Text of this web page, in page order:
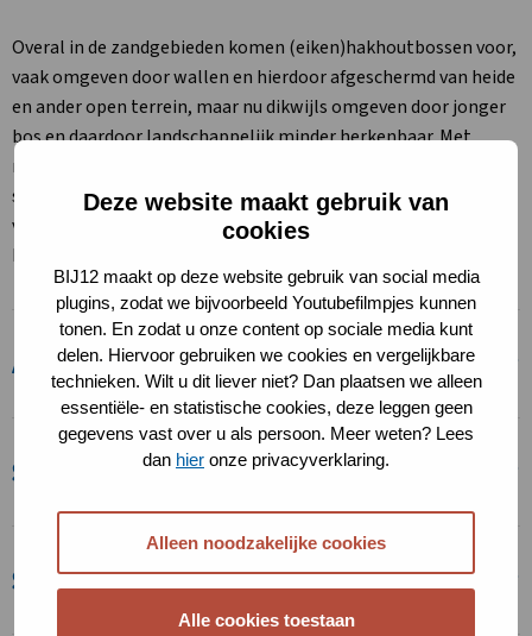
Deze website maakt gebruik van
cookies
BIJ12 maakt op deze website gebruik van social media
plugins, zodat we bijvoorbeeld Youtubefilmpjes kunnen
tonen. En zodat u onze content op sociale media kunt
delen. Hiervoor gebruiken we cookies en vergelijkbare
technieken. Wilt u dit liever niet? Dan plaatsen we alleen
essentiële- en statistische cookies, deze leggen geen
gegevens vast over u als persoon. Meer weten? Lees
dan hier onze privacyverklaring.
Alleen noodzakelijke cookies
Alle cookies toestaan
Overal in de zandgebieden komen (eiken)hakhoutbossen voor,
vaak omgeven door wallen en hierdoor afgeschermd van heide
en ander open terrein, maar nu dikwijls omgeven door jonger
bos en daardoor landschappelijk minder herkenbaar. Met
name oud hakhout kan aan oude groeiplaats, dunne
strooisellaag en hakhoutbeheer samenhangende bosplanten
van droge standplaatsen herbergen zoals bijvoorbeeld fraai
hertshooi en aan oude stoven gebonden mossen en insecten.
Afbakening
Standaardkostprijs
Subsidie